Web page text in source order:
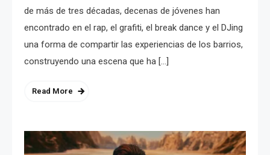
de más de tres décadas, decenas de jóvenes han
encontrado en el rap, el grafiti, el break dance y el DJing
una forma de compartir las experiencias de los barrios,
construyendo una escena que ha […]
Read More